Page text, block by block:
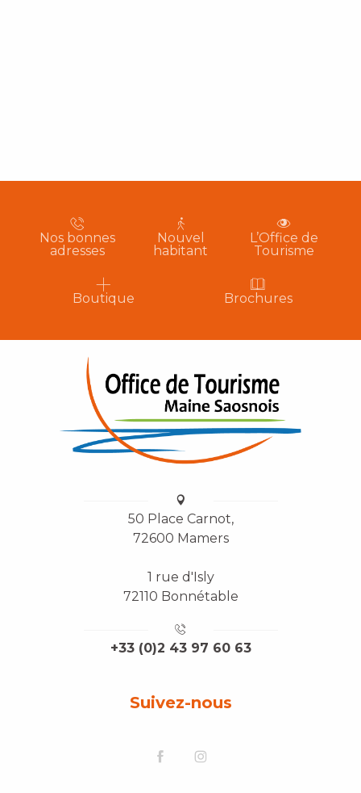
Nos bonnes
adresses
Nouvel
habitant
L’Office de
Tourisme
Boutique Brochures
50 Place Carnot,
72600 Mamers
1 rue d'Isly
72110 Bonnétable
+33 (0)2 43 97 60 63
Suivez-nous